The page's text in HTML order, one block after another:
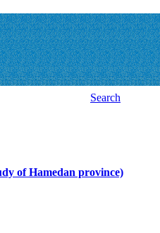
Search
of Hamedan province)